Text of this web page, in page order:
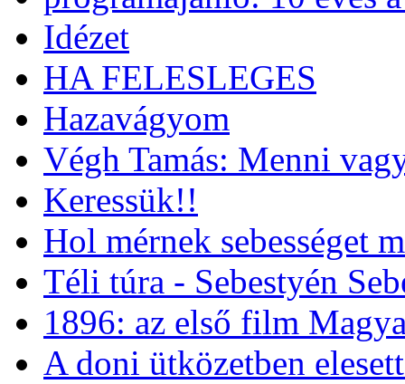
Idézet
HA FELESLEGES
Hazavágyom
Végh Tamás: Menni
Keressük!!
Hol mérnek sebességet
Téli túra - Sebestyén
1896: az első film
A doni ütközetben